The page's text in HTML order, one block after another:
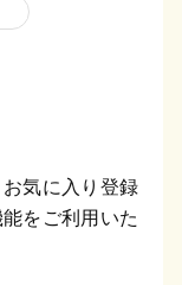
気に入り登録
をご利用いた